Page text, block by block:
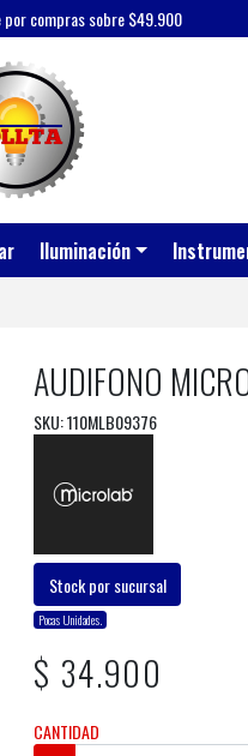
por compras sobre $49.900
Iluminación
AUDIFONO
SKU: 110MLB09376
Stock por sucursal
Pocas Unidades.
$ 34.900
CANTIDAD